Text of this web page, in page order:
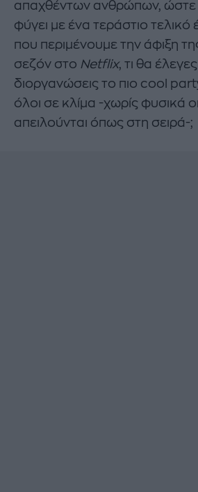
απαχθέντων ανθρώπων, ώστε
φύγει με ένα τεράστιο
που περιμένουμε την άφιξη
σεζόν στο Netflix, τι θα
διοργανώσεις το πιο cool
όλοι σε κλίμα -χωρίς φυσικά
απειλούνται όπως στη σειρά-;